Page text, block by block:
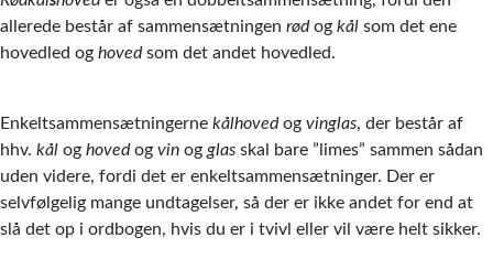
allerede består af sammensætningen rødog kål som det ene
hovedled og hovedsom det andet hovedled.
Enkeltsammensætningerne kålhovedog vinglas, der består af
hhv. kål og hovedog vin og glas skal
bare ”limes” sammen sådan
uden videre, fordi det er enkeltsammensætninger. Der er
selvfølgelig mange undtagelser, så der er ikke andet for end at
slå det op i ordbogen, hvis du er i tvivl eller vil være helt sikker.